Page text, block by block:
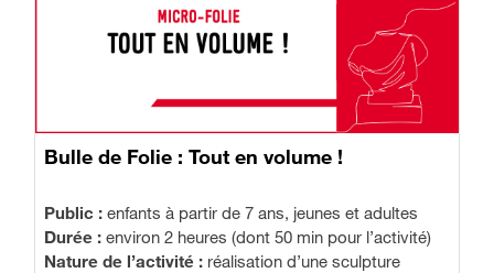
Bulle de Folie : Tout en volume !
Public : enfants à partir de 7 ans, jeunes et adultes
Durée : environ 2 heures (dont 50 min pour l’activité)
Nature de l’activité : réalisation d’une sculpture